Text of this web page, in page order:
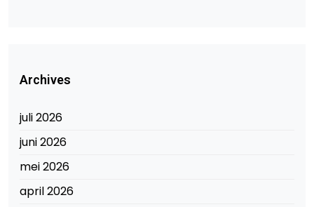
Archives
juli 2026
juni 2026
mei 2026
april 2026